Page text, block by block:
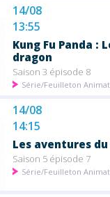
14/08
13:55
Kung Fu Panda :
dragon
Saison 3 épisode 8
Série/Feuilleton
14/08
14:15
Les aventures
Saison 5 épisode 7
Série/Feuilleton